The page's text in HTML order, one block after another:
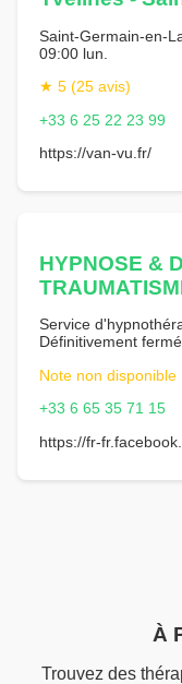
Saint-Germain-en-
09:00 lun.
★ 5 (25 avis)
+33 6 25 22 23 99
https://van-vu.fr/
HYPNOSE &
Service
Définitivement fermé
Note non disponible
+33 6 65 35 71 15
https://fr-
À
Trouvez des